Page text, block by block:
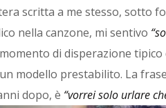
scritta a me stesso, sotto
nella canzone, mi sentivo
di disperazione tipico
modello prestabilito. La
dopo, è “vorrei solo urlare